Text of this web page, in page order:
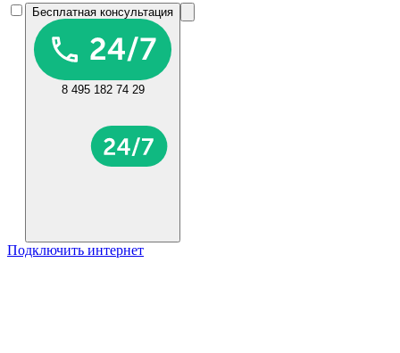
Бесплатная консультация
8 495 182 74 29
Подключить интернет